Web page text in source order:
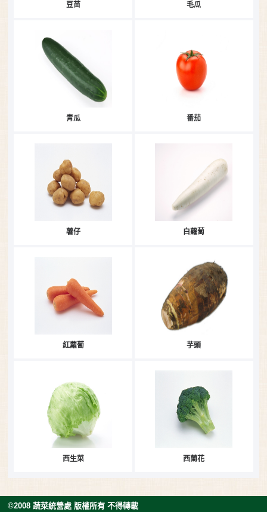
豆苗 毛瓜
青瓜 番茄
薯仔 白蘿蔔
紅蘿蔔 芋頭
西生菜 西蘭花
©2008 蔬菜統營處 版權所有 不得轉載